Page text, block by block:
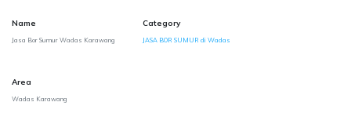
Name
Jasa Bor Sumur Wadas Karawang
Category
JASA BOR SUMUR di Wadas
Area
Wadas Karawang